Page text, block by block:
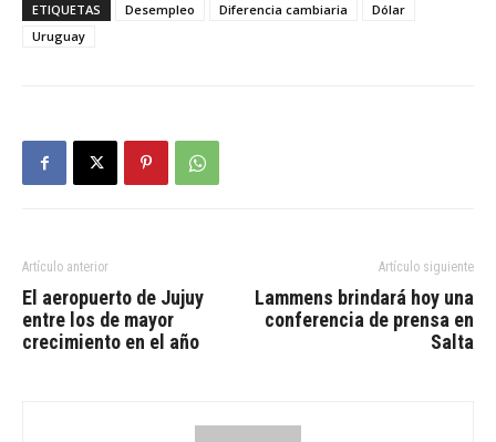
ETIQUETAS Desempleo Diferencia cambiaria
Dólar
Uruguay
Artículo anterior
El aeropuerto de Jujuy
entre los de mayor
crecimiento en el año
Artículo siguiente
Lammens brindará hoy una
conferencia de prensa en
Salta